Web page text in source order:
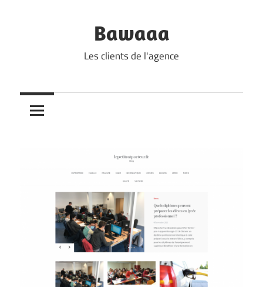
Bawaaa
Les clients de l'agence